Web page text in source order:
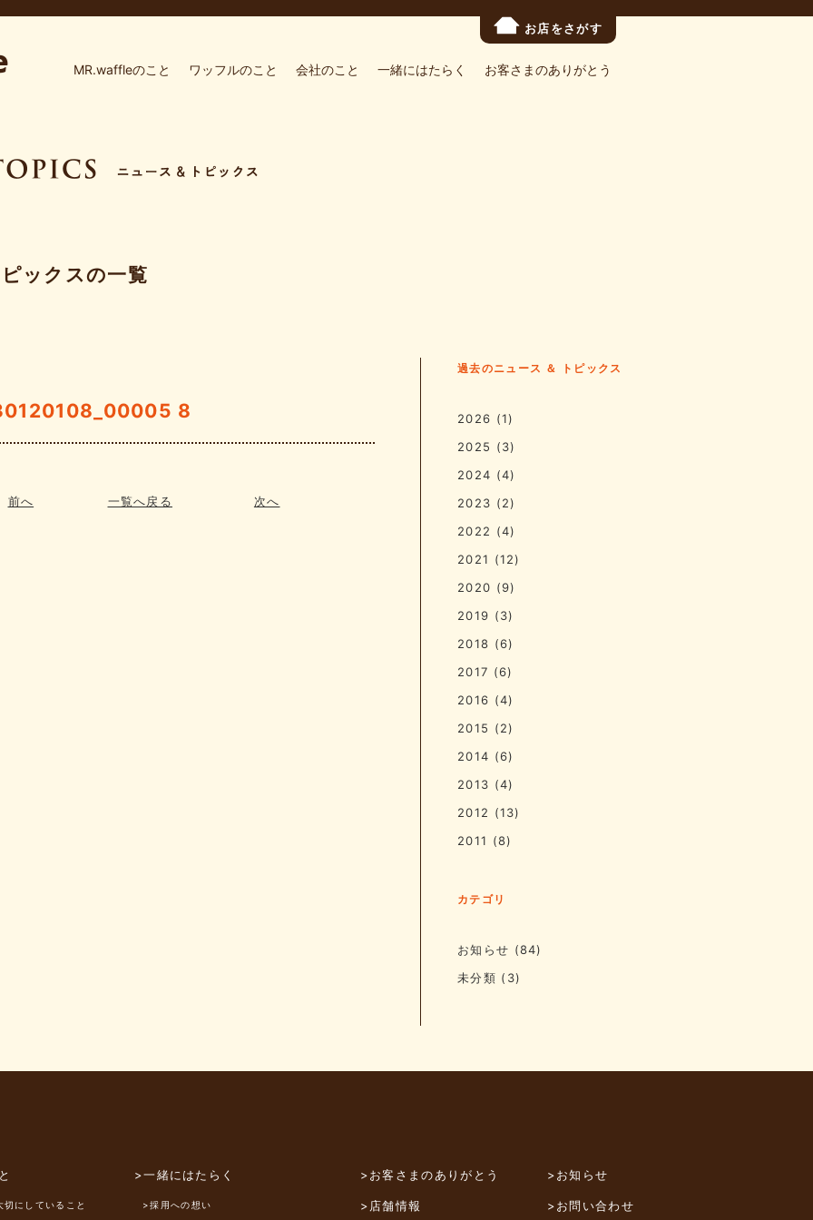
お店をさがす
MR.waffleのこと ワッフルのこと 会社のこと 一緒にはたらく お客さまのありがとう
ックスの一覧
8
前へ 一覧へ戻る 次へ
過去のニュース ＆ トピックス
2026 (1)
2025 (3)
2024 (4)
2023 (2)
2022 (4)
2021 (12)
2020 (9)
2019 (3)
2018 (6)
2017 (6)
2016 (4)
2015 (2)
2014 (6)
2013 (4)
2012 (13)
2011 (8)
カテゴリ
お知らせ (84)
未分類 (3)
切にしていること
>一緒にはたらく
>採用への想い
>お客さまのありがとう
>店舗情報
>お知らせ
>お問い合わせ